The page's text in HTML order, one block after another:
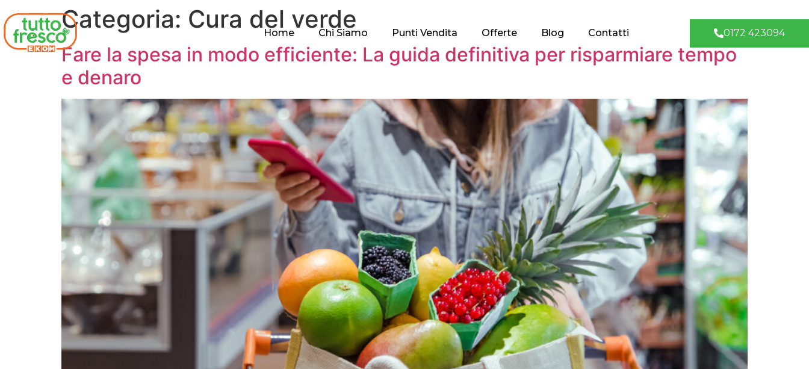
Home Chi Siamo Punti Vendita Offerte Blog Contatti 0172 423094
Categoria: Cura del verde
Fare la spesa in modo efficiente: La guida definitiva per risparmiare tempo
e denaro